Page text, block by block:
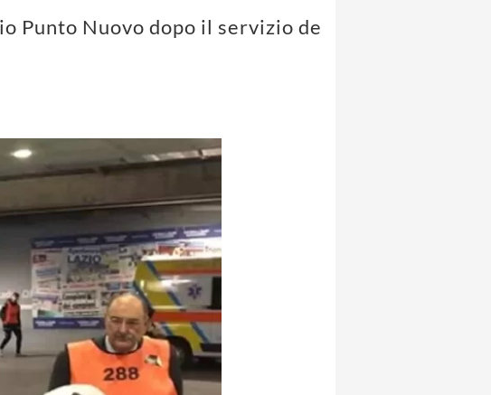
Punto Nuovo dopo il servizio de